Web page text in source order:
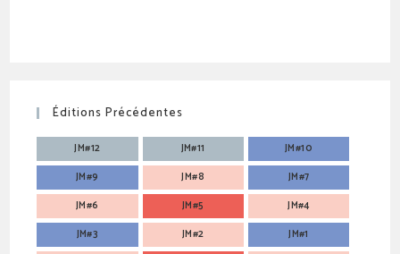
Éditions Précédentes
JM#12 JM#11
JM#10
JM#9
JM#8
JM#7
JM#6
JM#5
JM#4
JM#3
JM#2
JM#1